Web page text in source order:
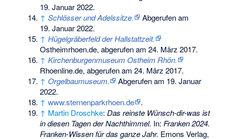
19. Januar 2022.
↑ Schlösser und Adelssitze.
Abgerufen am
19. Januar 2022.
↑ Hügelgräberfeld der Hallstattzeit.
Ostheimrhoen.de, abgerufen am 24. März 2017.
↑ Kirchenburgenmuseum Ostheim Rhön.
Rhoenline.de, abgerufen am 24. März 2017.
↑ Orgelbaumuseum.
Abgerufen am 19. Januar
2022.
↑ www.sternenparkrhoen.de
.
↑ Martin Droschke:Das reinste Wünsch-dir-was ist
in diesen Tagen der Nachthimmel. In: Franken 2024.
Franken-Wissen für das ganze Jahr. Emons Verlag,